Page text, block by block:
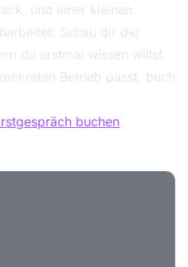
und einer kleinen
Schau dir die
du erstmal wissen willst,
Betrieb passt, buch
buchen